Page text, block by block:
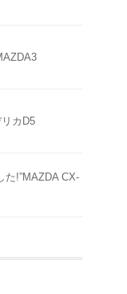
カD5
た!”MAZDA CX-